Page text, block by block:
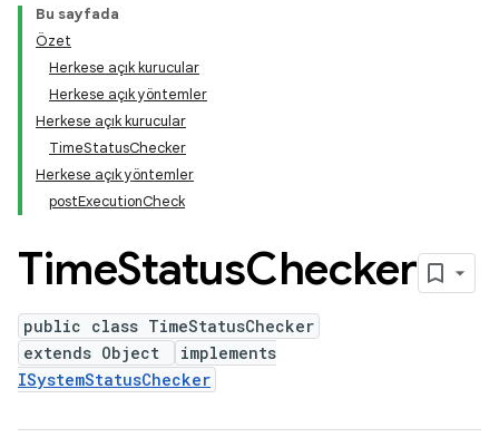
Bu sayfada
Özet
Herkese açık kurucular
Herkese açık yöntemler
Herkese açık kurucular
TimeStatusChecker
Herkese açık yöntemler
postExecutionCheck
TimeStatusChecker
public class TimeStatusChecker
extends Object
implements
ISystemStatusChecker